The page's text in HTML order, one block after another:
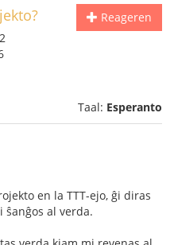
Reageren
Taal: Esperanto
en la TTT-ejo, ĝi diras
al verda.